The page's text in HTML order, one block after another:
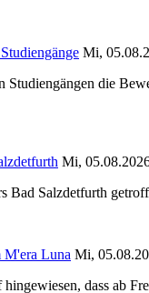
Mi,
die
Mi,
Bad Salzdetfurth
M'era Luna Mi,
dass ab